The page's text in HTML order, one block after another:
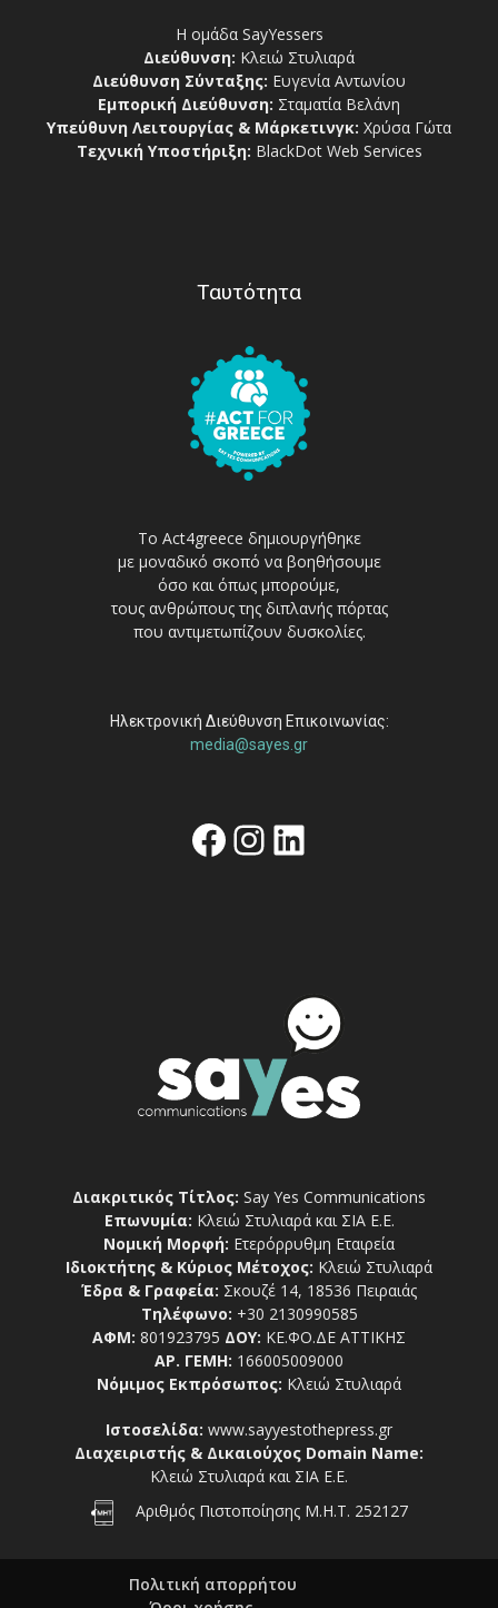
Η ομάδα SayYessers
Διεύθυνση: Κλειώ Στυλιαρά
Διεύθυνση Σύνταξης: Ευγενία Αντωνίου
Εμπορική Διεύθυνση: Σταματία Βελάνη
Υπεύθυνη Λειτουργίας & Μάρκετινγκ: Χρύσα Γώτα
Τεχνική Υποστήριξη: BlackDot Web Services
Ταυτότητα
Το Act4greece δημιουργήθηκε
με μοναδικό σκοπό να βοηθήσουμε
όσο και όπως μπορούμε,
τους ανθρώπους της διπλανής πόρτας
που αντιμετωπίζουν δυσκολίες.
Ηλεκτρονική Διεύθυνση Επικοινωνίας:
media@sayes.gr
Facebook
Instagram
Linkedin
Διακριτικός Τίτλος: Say Yes Communications
Επωνυμία: Κλειώ Στυλιαρά και ΣΙΑ Ε.Ε.
Νομική Μορφή: Ετερόρρυθμη Εταιρεία
Ιδιοκτήτης & Κύριος Μέτοχος: Κλειώ Στυλιαρά
Έδρα & Γραφεία: Σκουζέ 14, 18536 Πειραιάς
Τηλέφωνο: +30 2130990585
ΑΦΜ: 801923795 ΔΟΥ: ΚΕ.ΦΟ.ΔΕ ΑΤΤΙΚΗΣ
ΑΡ. ΓΕΜΗ: 166005009000
Νόμιμος Εκπρόσωπος: Κλειώ Στυλιαρά
Ιστοσελίδα: www.sayyestothepress.gr
Διαχειριστής & Δικαιούχος Domain Name:
Κλειώ Στυλιαρά και ΣΙΑ Ε.Ε.
Αριθμός Πιστοποίησης Μ.Η.Τ. 252127
Πολιτική απορρήτου